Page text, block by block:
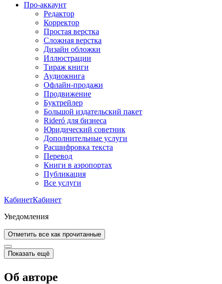
Про-аккаунт
Редактор
Корректор
Простая верстка
Сложная верстка
Дизайн обложки
Иллюстрации
Тираж книги
Аудиокнига
Офлайн-продажи
Продвижение
Буктрейлер
Большой издательский пакет
Rideró для бизнеса
Юридический советник
Дополнительные услуги
Расшифровка текста
Перевод
Книги в аэропортах
Публикация
Все услуги
КабинетКабинет
Уведомления
Отметить все как прочитанные
Показать ещё
Об авторе